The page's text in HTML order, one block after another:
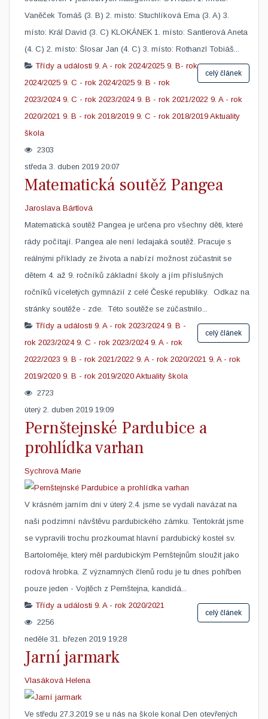
Vaněček Tomáš (3. B) 2. místo: Stuchlíková Ema (3. A) 3.
místo: Král David (3. C) KLOKÁNEK 1. místo: Santlerová Aneta
(4. C) 2. místo: Šlosar Jan (4. C) 3. místo: Rothanzl Tobiáš...
celý článek
Třídy a události 9. A - rok 2024/2025 9. B- rok
2024/2025 9. C - rok 2024/2025 9. B - rok
2023/2024 9. C - rok 2023/2024 9. B - rok 2021/2022 9. A - rok
2020/2021 9. B - rok 2018/2019 9. C - rok 2018/2019 Aktuality
škola
2303
středa 3. duben 2019 20:07
Matematická soutěž Pangea
Jaroslava Bártlová
Matematická soutěž Pangea je určena pro všechny děti, které
rády počítají. Pangea ale není ledajaká soutěž. Pracuje s
reálnými příklady ze života a nabízí možnost zúčastnit se
dětem 4. až 9. ročníků základní školy a jím příslušných
ročníků víceletých gymnázií z celé České republiky. Odkaz na
stránky soutěže - zde. ​ Této soutěže se zúčastnilo...
celý článek
Třídy a události 9. A - rok 2023/2024 9. B -
rok 2023/2024 9. C - rok 2023/2024 9. A - rok
2022/2023 9. B - rok 2021/2022 9. A - rok 2020/2021 9. A - rok
2019/2020 9. B - rok 2019/2020 Aktuality škola
2723
úterý 2. duben 2019 19:09
Pernštejnské Pardubice a
prohlídka varhan
Sychrová Marie
​V krásném jarním dni v úterý 2.4. jsme se vydali navázat na
naši podzimní návštěvu pardubického zámku. Tentokrát jsme
se vypravili trochu prozkoumat hlavní pardubický kostel sv.
Bartoloměje, který měl pardubickým Pernštejnům sloužit jako
rodová hrobka. Z významných členů rodu je tu dnes pohřben
pouze jeden - Vojtěch z Pernštejna, kandidá...
celý článek
Třídy a události 9. A - rok 2020/2021
2256
neděle 31. březen 2019 19:28
Jarní jarmark
Vlasáková Helena
​Ve středu 27.3.2019 se u nás na škole konal Den otevřených